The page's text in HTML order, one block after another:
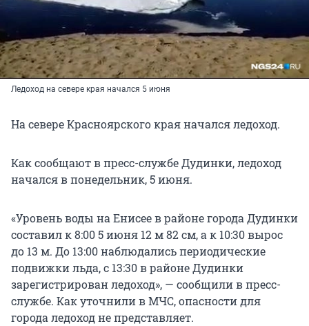
Ледоход на севере края начался 5 июня
На севере Красноярского края начался ледоход.
Как сообщают в пресс-службе Дудинки, ледоход
начался в понедельник, 5 июня.
«Уровень воды на Енисее в районе города Дудинки
составил к 8:00 5 июня 12 м 82 см, а к 10:30 вырос
до 13 м. До 13:00 наблюдались периодические
подвижки льда, с 13:30 в районе Дудинки
зарегистрирован ледоход», — сообщили в пресс-
службе. Как уточнили в МЧС, опасности для
города ледоход не представляет.